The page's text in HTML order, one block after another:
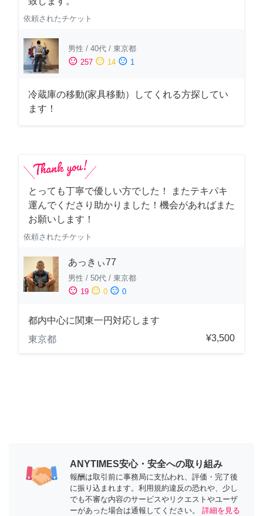
依頼されたチケット
男性 / 40代 / 東京都
sentiment_satisfied 257 sentiment_neutral 14 sentiment_dissatisfied 1
冷蔵庫の移動(家具移動）してくれる方探してい
ます！
とっても丁寧で優しい方でした！ またテキパキ
運んでくださり助かりました！機会があればまた
お願いします！
依頼されたチケット
あっきぃ77
男性 / 50代 / 東京都
sentiment_satisfied 19 sentiment_neutral 0 sentiment_dissatisfied 0
都内中心に関東一円対応します
東京都
¥3,500
ANYTIMES安心・安全への取り組み
報酬は取引前に事務局に支払われ、評価・完了後
に振り込まれます。利用規約違反の恐れや、少し
でも不審な内容のサービスやリクエストやユーザ
ーがあった場合は通報してください。
詳細を見る